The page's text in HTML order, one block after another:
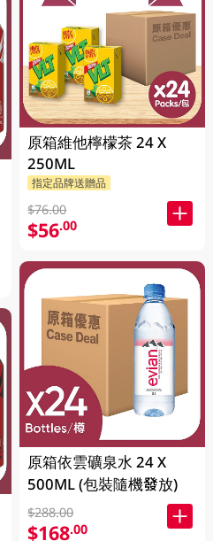
原箱維他檸檬茶 24 X
250ML
指定品牌送贈品
$76.00
$56.00
原箱依雲礦泉水 24 X
500ML (包裝隨機發放)
$288.00
$168.00